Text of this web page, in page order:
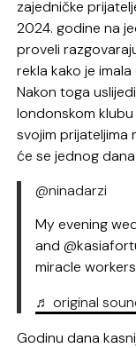
zajedničke
2024. godine na
proveli
rekla kako je
Nakon toga
londonskom
svojim prijateljima
će se jednog
@ninadarzi
My evening
and
miracle workers
♬ original
Godinu dana